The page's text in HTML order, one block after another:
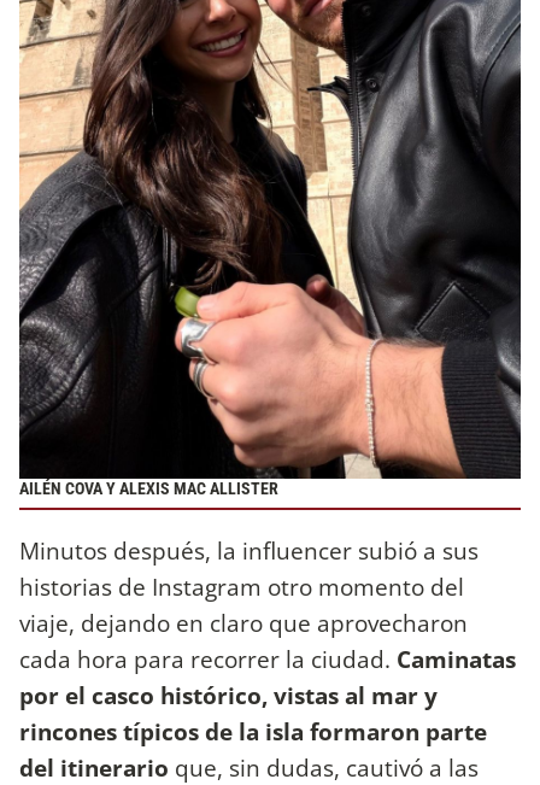
AILÉN COVA Y ALEXIS MAC ALLISTER
Minutos después, la influencer subió a sus
historias de Instagram otro momento del
viaje, dejando en claro que aprovecharon
cada hora para recorrer la ciudad. Caminatas
por el casco histórico, vistas al mar y
rincones típicos de la isla formaron parte
del itinerario que, sin dudas, cautivó a las